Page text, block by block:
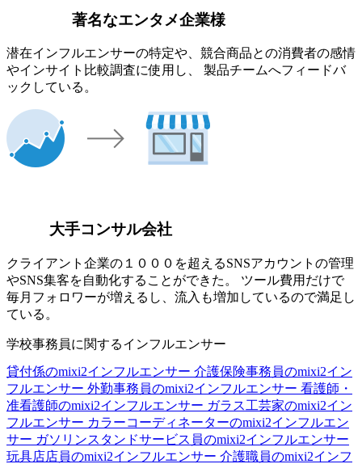
著名なエンタメ企業様
潜在インフルエンサーの特定や、競合商品との消費者の感情
やインサイト比較調査に使用し、 製品チームへフィードバ
ックしている。
大手コンサル会社
クライアント企業の１０００を超えるSNSアカウントの管理
やSNS集客を自動化することができた。 ツール費用だけで
毎月フォロワーが増えるし、流入も増加しているので満足し
ている。
学校事務員に関するインフルエンサー
貸付係のmixi2インフルエンサー 介護保険事務員のmixi2イン
フルエンサー 外勤事務員のmixi2インフルエンサー 看護師・
准看護師のmixi2インフルエンサー ガラス工芸家のmixi2イン
フルエンサー カラーコーディネーターのmixi2インフルエン
サー ガソリンスタンドサービス員のmixi2インフルエンサー
玩具店店員のmixi2インフルエンサー 介護職員のmixi2インフ